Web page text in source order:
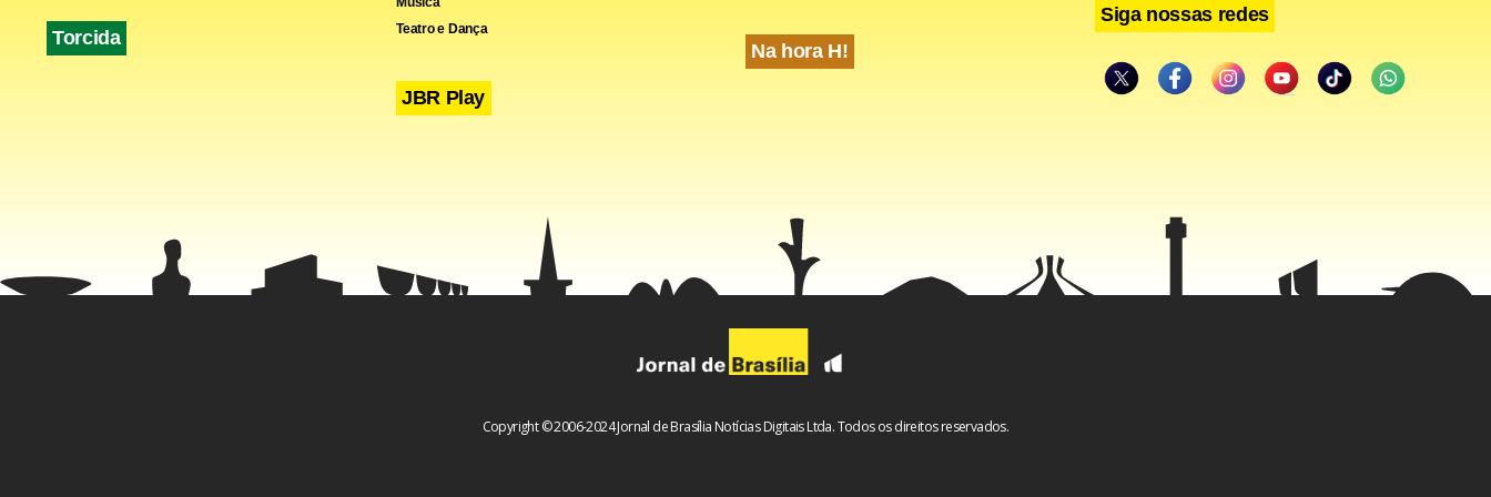
Torcida
Teatro e Dança
JBR Play
Na hora H!
Siga nossas redes
Copyright © 2006-2024 Jornal de Brasília Notícias Digitais Ltda. Todos os direitos reservados.